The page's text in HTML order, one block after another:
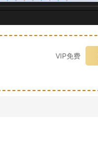
VIP免费